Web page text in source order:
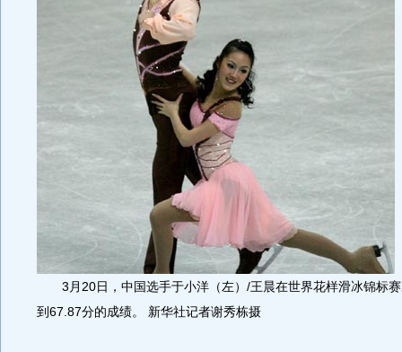
3月20日，中国选手于小洋（左）/王晨在世界花样滑冰锦标赛
到67.87分的成绩。 新华社记者谢秀栋摄